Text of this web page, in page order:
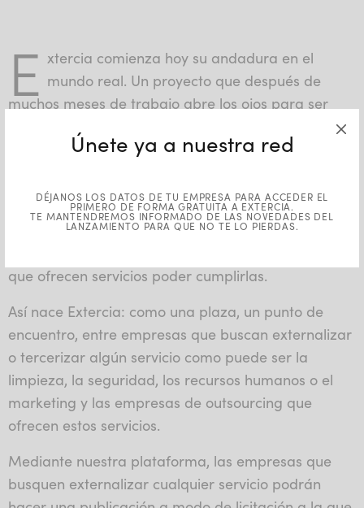
Únete ya a nuestra red
DÉJANOS LOS DATOS DE TU EMPRESA PARA ACCEDER EL
PRIMERO DE FORMA GRATUITA A EXTERCIA.
TE MANTENDREMOS INFORMADO DE LAS NOVEDADES DEL
LANZAMIENTO PARA QUE NO TE LO PIERDAS.
E xtercia comienza hoy su andadura en el
mundo real. Un proyecto que después de
muchos meses de trabajo abre los ojos para ser
La idea de esta startup se concibió en la mente de
que no existía por aquel momento ninguna
plataforma en la que empresas pudieran publicar
que ofrecen servicios poder cumplirlas.
Así nace Extercia: como una plaza, un punto de
encuentro, entre empresas que buscan externalizar
o tercerizar algún servicio como puede ser la
limpieza, la seguridad, los recursos humanos o el
marketing y las empresas de outsourcing que
ofrecen estos servicios.
Mediante nuestra plataforma, las empresas que
busquen externalizar cualquier servicio podrán